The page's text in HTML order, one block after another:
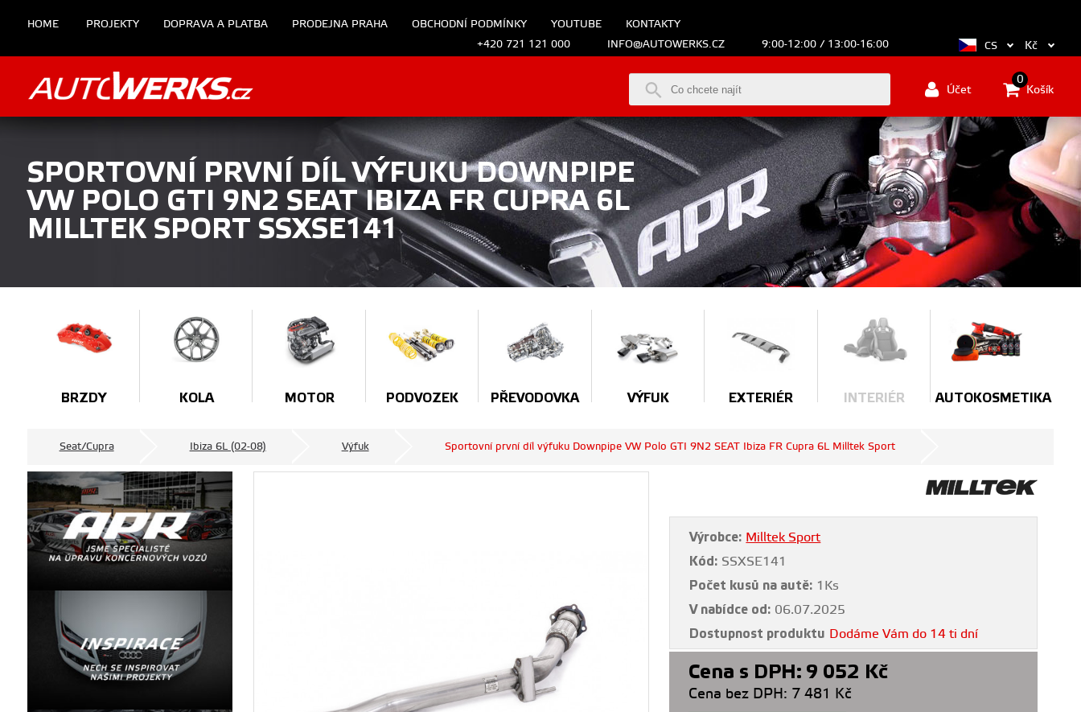
HOME PROJEKTY DOPRAVA A PLATBA PRODEJNA PRAHA OBCHODNÍ PODMÍNKY YOUTUBE
KONTAKTY
+420 721 121 000
INFO@AUTOWERKS.CZ 9:00-12:00 / 13:00-16:00 CS Kč
Účet Košík
0
SPORTOVNÍ PRVNÍ DÍL VÝFUKU DOWNPIPE
VW POLO GTI 9N2 SEAT IBIZA FR CUPRA 6L
MILLTEK SPORT SSXSE141
BRZDY KOLA MOTOR PODVOZEK PŘEVODOVKA VÝFUK EXTERIÉR INTERIÉR AUTOKOSMETIKA
Seat/Cupra Ibiza 6L (02-08) Výfuk Sportovní první díl výfuku Downpipe VW Polo GTI 9N2 SEAT Ibiza FR Cupra 6L Milltek Sport
Výrobce: Milltek Sport
Kód: SSXSE141
Počet kusů na autě: 1Ks
V nabídce od: 06.07.2025
Dostupnost produktu Dodáme Vám do 14 ti dní
Cena s DPH: 9 052 Kč
Cena bez DPH: 7 481 Kč